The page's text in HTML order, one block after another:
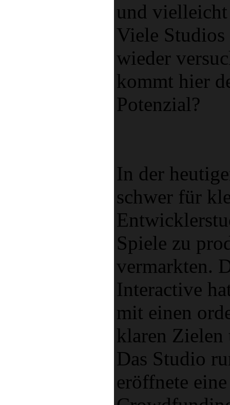
und vielleicht
Viele Studios
wieder
kommt hier
Potenzial?
In der
schwer für
Spiele zu
vermarkten.
Interactive
mit einen
klaren
Das Studio
eröffnete